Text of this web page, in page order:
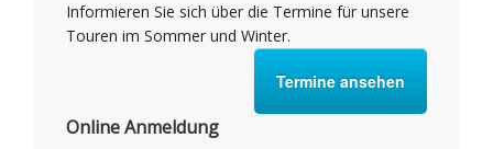
Informieren Sie sich über die Termine für unsere
Touren im Sommer und Winter.
Termine ansehen
Online Anmeldung